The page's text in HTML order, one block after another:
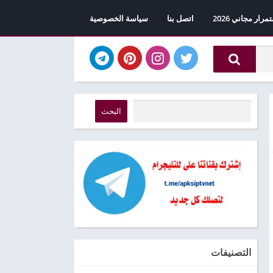
اتصل بنا سياسة الخصوصية
البحث
التصنيفات